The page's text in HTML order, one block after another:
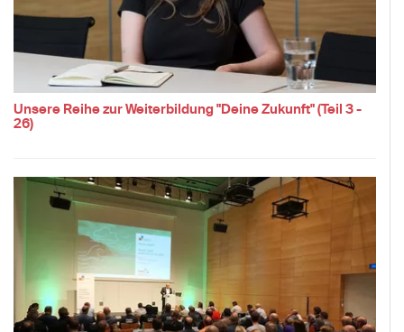
Unsere Reihe zur Weiterbildung "Deine Zukunft" (Teil 3 -
26)